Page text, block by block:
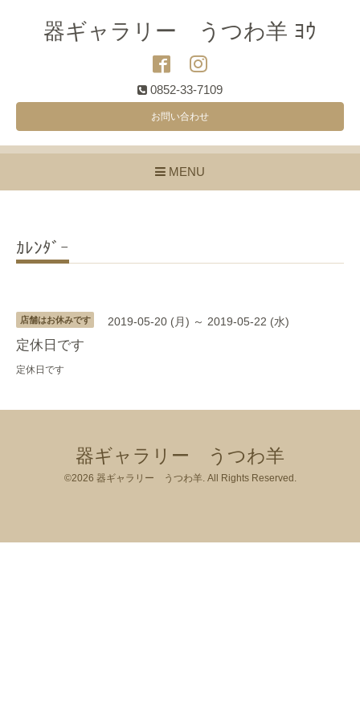
器ギャラリー うつわ羊 ﾖｳ
0852-33-7109
お問い合わせ
MENU
ｶﾚﾝﾀﾞｰ
店舗はお休みです 2019-05-20 (月) ～ 2019-05-22 (水)
定休日です
定休日です
器ギャラリー うつわ羊
©2026 器ギャラリー うつわ羊. All Rights Reserved.